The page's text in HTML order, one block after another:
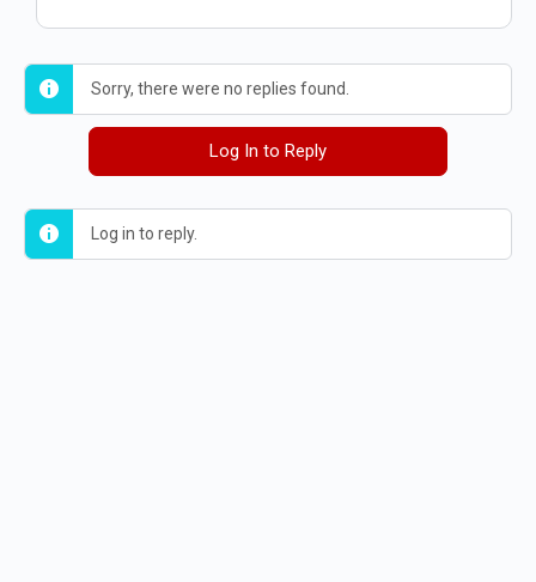
Sorry, there were no replies found.
Log In to Reply
Log in to reply.